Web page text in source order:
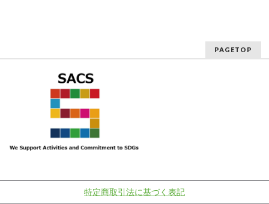
PAGETOP
特定商取引法に基づく表記